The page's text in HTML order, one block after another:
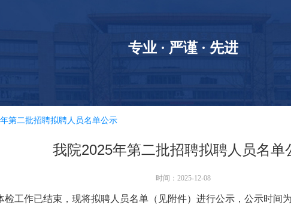
专业 · 严谨 · 先进
我院2025年第二批招聘拟聘人员名单
时间：2025-12-08
检工作已结束，现将拟聘人员名单（见附件）进行公示，公示时
第二批招聘拟聘人员名单公示